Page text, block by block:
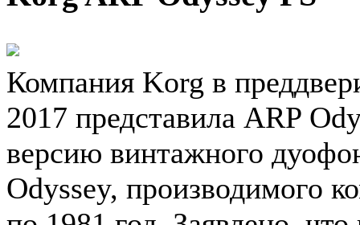
Компания Korg в
2017 представила ARP
версию винтажного
Odyssey, производимого